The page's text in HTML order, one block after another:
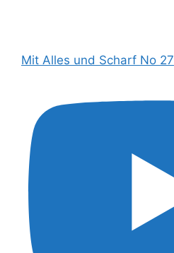
Mit Alles und Scharf No 27